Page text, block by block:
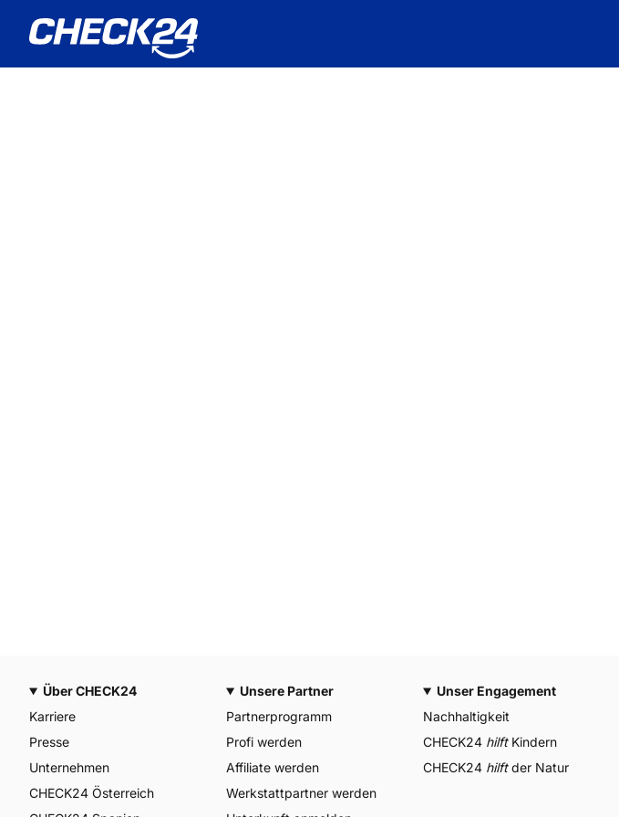
Über CHECK24
Karriere
Presse
Unternehmen
CHECK24 Österreich
Unsere Partner
Partnerprogramm
Profi werden
Affiliate werden
Werkstattpartner werden
Unser Engagement
Nachhaltigkeit
CHECK24 hilftKindern
CHECK24 hilftder Natur